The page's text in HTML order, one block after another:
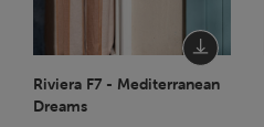
Riviera F7 - Mediterranean
Dreams